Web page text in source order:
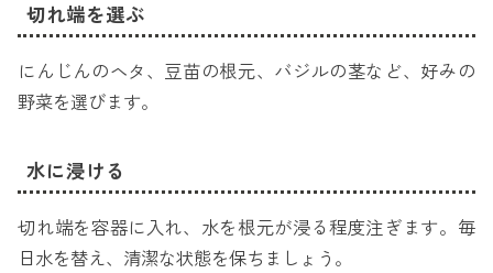
切れ端を選ぶ
にんじんのヘタ、豆苗の根元、バジルの茎など、好みの
野菜を選びます。
水に浸ける
切れ端を容器に入れ、水を根元が浸る程度注ぎます。毎
日水を替え、清潔な状態を保ちましょう。